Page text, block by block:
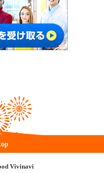
Vivinavi